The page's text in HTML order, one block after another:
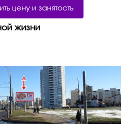
цену и занятость
жизни